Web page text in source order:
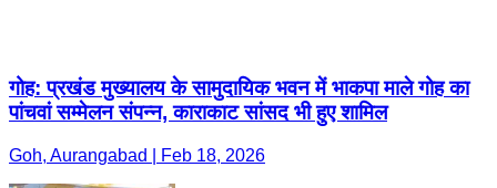
गोह: प्रखंड मुख्यालय के सामुदायिक भवन में भाकपा माले गोह का
पांचवां सम्मेलन संपन्न, काराकाट सांसद भी हुए शामिल
Goh, Aurangabad | Feb 18, 2026